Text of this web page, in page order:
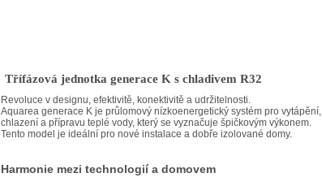
Třífázová jednotka generace K s chladivem R32
Revoluce v designu, efektivitě, konektivitě a udržitelnosti.
Aquarea generace K je průlomový nízkoenergetický systém pro vytápění,
chlazení a přípravu teplé vody, který se vyznačuje špičkovým výkonem.
Tento model je ideální pro nové instalace a dobře izolované domy.
Harmonie mezi technologií a domovem